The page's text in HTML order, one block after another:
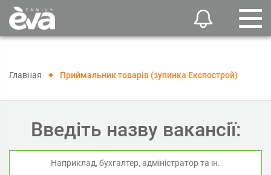
Главная Приймальник товарів (зупинка Експострой)
Введіть назву вакансії: